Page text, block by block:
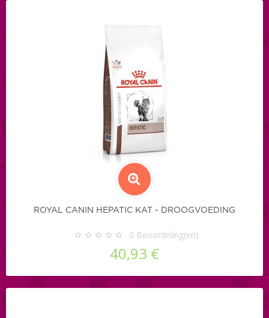
ROYAL CANIN HEPATIC KAT - DROOGVOEDING
0 Beoordeling(en)
40,93 €